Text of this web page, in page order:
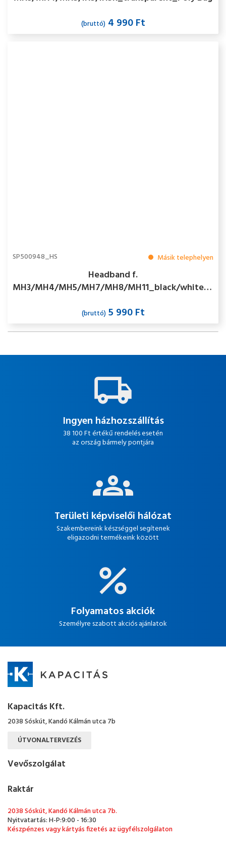
(bruttó)4 990 Ft
SP500948_HS Másik telephelyen
Headband f.
MH3/MH4/MH5/MH7/MH8/MH11_black/
(bruttó)5 990 Ft
Ingyen házhozszállítás
38 100 Ft értékű rendelés esetén
az ország bármely pontjára
Területi képviselői hálózat
Szakembereink készséggel segítenek
eligazodni termékeink között
Folyamatos akciók
Személyre szabott akciós ajánlatok
Kapacitás Kft.
2038 Sóskút, Kandó Kálmán utca 7b
ÚTVONALTERVEZÉS
Vevőszolgálat
Raktár
2038 Sóskút, Kandó Kálmán utca 7b.
Nyitvatartás: H-P:9:00 - 16:30
Készpénzes vagy kártyás fizetés az ügyfélszolgálaton